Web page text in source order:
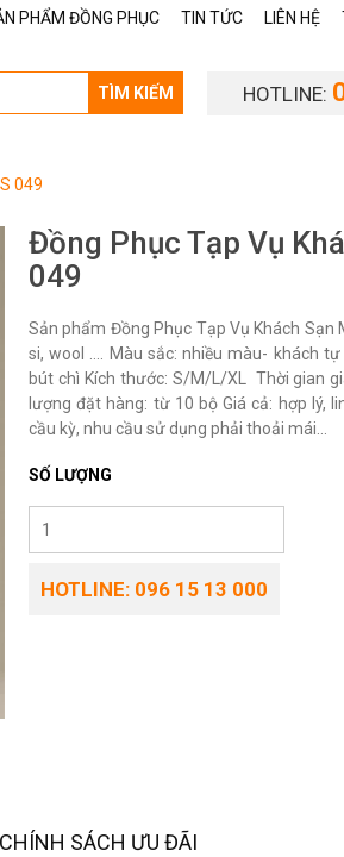
PHẨM ĐỒNG PHỤC TIN TỨC LIÊN HỆ
HOTLINE:
TÌM KIẾM
049
Đồng Phục Tạp Vụ
049
Sản phẩm Đồng Phục Tạp Vụ Khách Sạn
si, wool …. Màu sắc: nhiều màu- khách
bút chì Kích thước: S/M/L/XL Thời gian
lượng đặt hàng: từ 10 bộ Giá cả: hợp lý,
cầu kỳ, nhu cầu sử dụng phải thoải mái...
SỐ LƯỢNG
HOTLINE: 096 15 13 000
CHÍNH SÁCH ƯU ĐÃI